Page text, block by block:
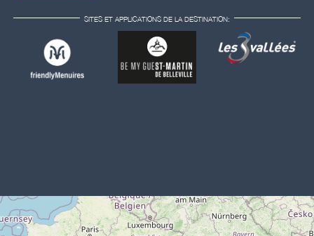
SITES ET APPLICATIONS DE LA DESTINATION: